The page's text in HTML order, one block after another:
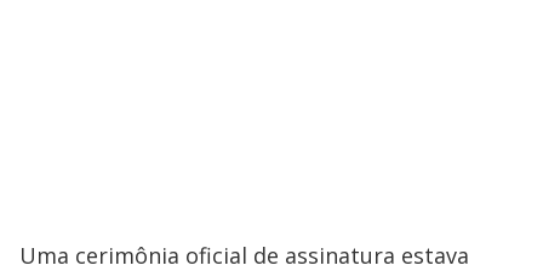
Uma cerimônia oficial de assinatura estava